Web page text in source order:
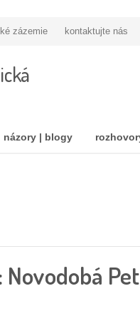
zázemie kontaktujte nás
názory | blogy